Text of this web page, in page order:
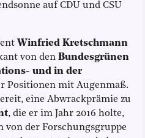
auf CDU und CSU
Winfried Kretschmann
von den Bundesgrünen
und in der
Positionen mit Augenmaß.
eine Abwrackprämie zu
, die er im Jahr 2016 holte,
von der Forschungsgruppe